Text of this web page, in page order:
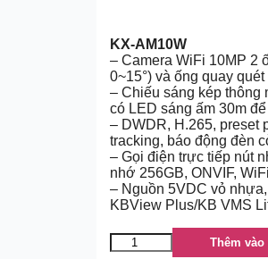
KX-AM10W
– Camera WiFi 10MP 2
0~15°) và ống quay
– Chiếu sáng kép thông
có LED sáng ấm 30m
– DWDR, H.265, preset
tracking, báo động đèn
– Gọi điện trực tiếp nút
nhớ 256GB, ONVIF,
– Nguồn 5VDC vỏ
KBView Plus/KB VMS
Thêm